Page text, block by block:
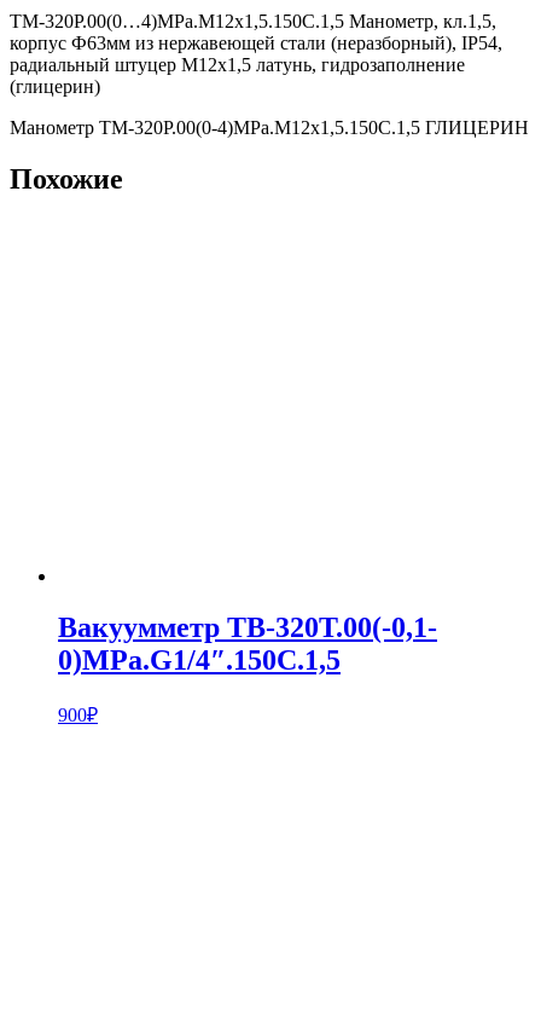
ТМ-320Р.00(0…4)MPa.М12х1,5.150С.1,5 Манометр, кл.1,5,
корпус Ф63мм из нержавеющей стали (неразборный), IP54,
радиальный штуцер М12х1,5 латунь, гидрозаполнение
(глицерин)
Манометр ТМ-320Р.00(0-4)MPa.М12х1,5.150С.1,5 ГЛИЦЕРИН
Похожие
Вакуумметр ТВ-320Т.00(-0,1-
0)MPa.G1/4″.150С.1,5
900₽